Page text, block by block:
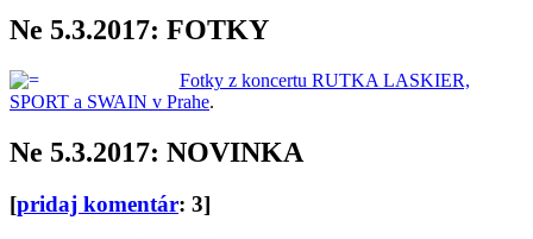
Ne 5.3.2017: FOTKY
Fotky z koncertu RUTKA LASKIER,
SPORT a SWAIN v Prahe.
Ne 5.3.2017: NOVINKA
[pridaj komentár: 3]